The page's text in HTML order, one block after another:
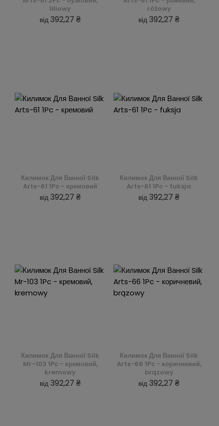
liliowy
від 392,27 ₴
różowy
від 392,27 ₴
Килимок Для Ванної Silk
Arts-61 1Pc - кремовий
від 392,27 ₴
Килимок Для Ванної Silk
Arts-61 1Pc - fuksja
від 392,27 ₴
Килимок Для Ванної Silk
Mr-103 1Pc - кремовий,
kremowy
від 392,27 ₴
Килимок Для Ванної Silk
Arts-66 1Pc - коричневий,
brązowy
від 392,27 ₴